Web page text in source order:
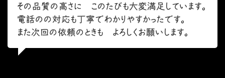
その品質の高さに このたびも大変満足しています。
電話のの対応も丁寧でわかりやすかったです。
また次回の依頼のときも よろしくお願いします。